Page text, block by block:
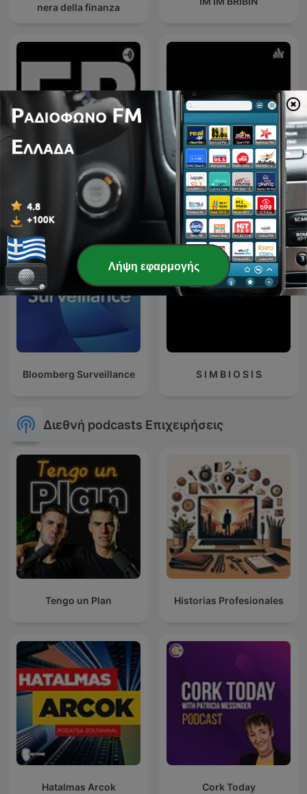
nera della finanza
ER
Sarah/Jana - billie Jean by
Michael Jackson
Bloomberg Surveillance S I M B I O S I S
Διεθνή podcasts Επιχειρήσεις
Tengo un Plan Historias Profesionales
Hatalmas Arcok Cork Today
Λήψη εφαρμογής